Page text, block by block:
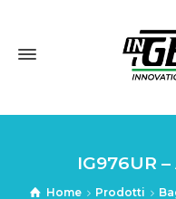
IG976UR
Home Prodotti